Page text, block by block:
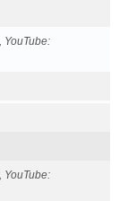
YouTube
YouTube